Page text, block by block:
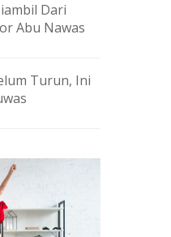
Dari
Abu Nawas
Turun, Ini